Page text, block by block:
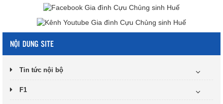
NỘI DUNG SITE
Tin tức nội bộ
F1